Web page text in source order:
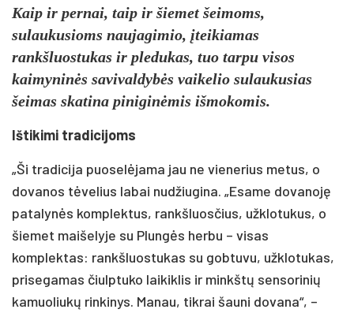
Kaip ir pernai, taip ir šiemet šeimoms,
sulaukusioms naujagimio, įteikiamas
rankšluostukas ir pledukas, tuo tarpu visos
kaimyninės savivaldybės vaikelio sulaukusias
šeimas skatina piniginėmis išmokomis.
Ištikimi tradicijoms
„Ši tradicija puoselėjama jau ne vienerius metus, o
dovanos tėvelius labai nudžiugina. „Esame dovanoję
patalynės komplektus, rankšluosčius, užklotukus, o
šiemet maišelyje su Plungės herbu – visas
komplektas: rankšluostukas su gobtuvu, užklotukas,
prisegamas čiulptuko laikiklis ir minkštų sensorinių
kamuoliukų rinkinys. Manau, tikrai šauni dovana“, –